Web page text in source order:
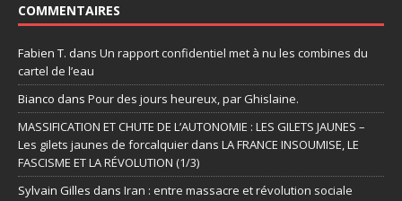
COMMENTAIRES
Fabien T. dans Un rapport confidentiel met à nu les combines du
cartel de l’eau
Bianco dans Pour des jours heureux, par Ghislaine.
MASSIFICATION ET CHUTE DE L’AUTONOMIE : LES GILETS JAUNES –
Les gilets jaunes de forcalquier dans LA FRANCE INSOUMISE, LE
FASCISME ET LA RÉVOLUTION (1/3)
Sylvain Gilles dans Iran : entre massacre et révolution sociale